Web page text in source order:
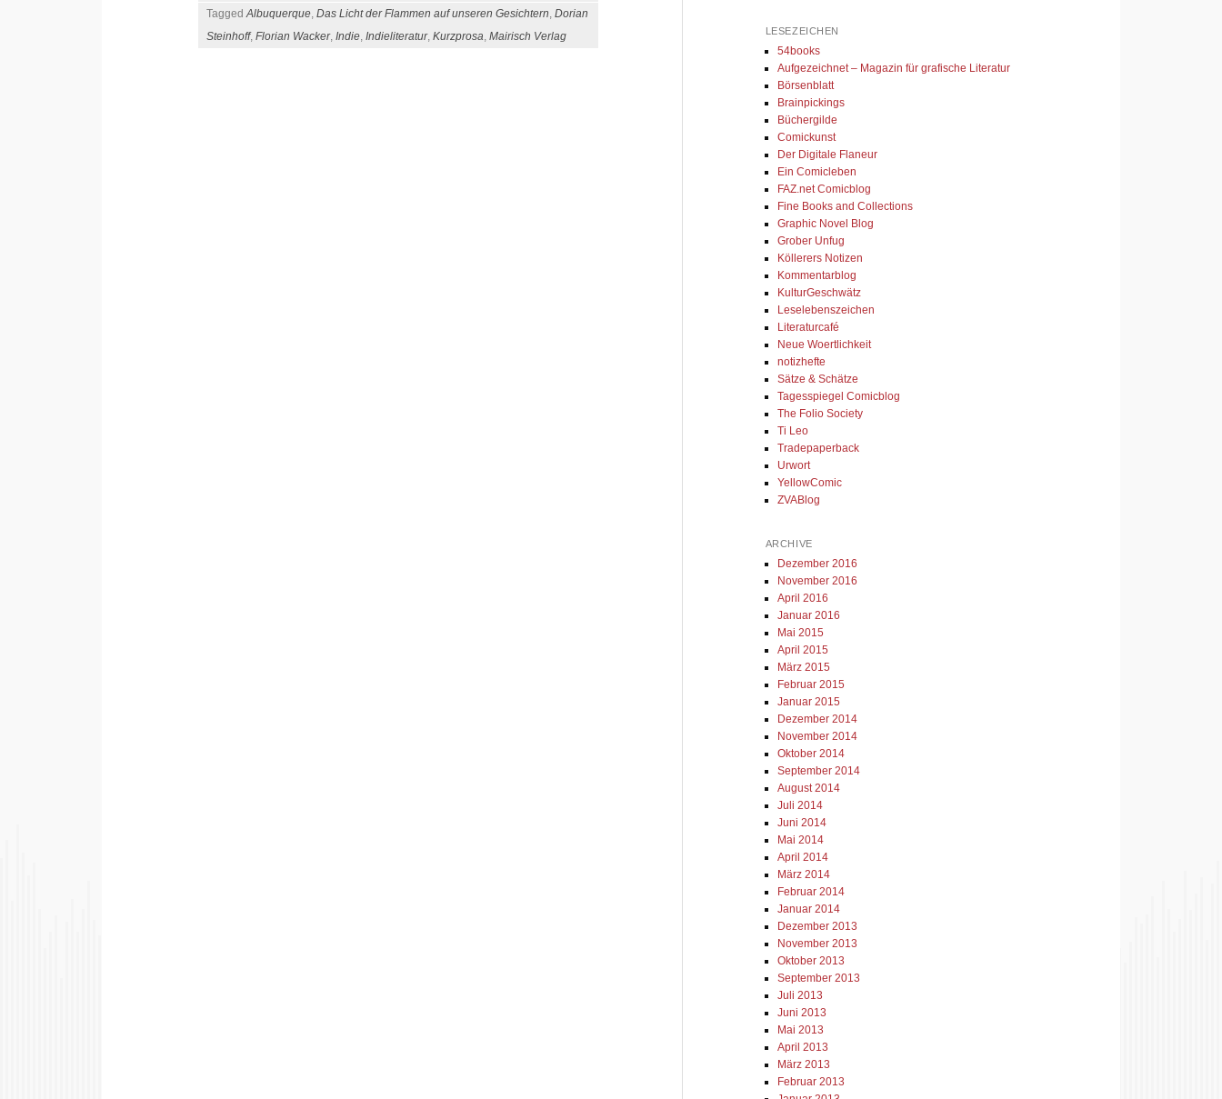
TaggedAlbuquerque, Das Licht der Flammen auf unseren Gesichtern, Dorian
Steinhoff, Florian Wacker, Indie, Indieliteratur, Kurzprosa, Mairisch Verlag LESEZEICHEN
54books
Aufgezeichnet – Magazin für grafische Literatur
Börsenblatt
Brainpickings
Büchergilde
Comickunst
Der Digitale Flaneur
Ein Comicleben
FAZ.net Comicblog
Fine Books and Collections
Graphic Novel Blog
Grober Unfug
Köllerers Notizen
Kommentarblog
KulturGeschwätz
Leselebenszeichen
Literaturcafé
Neue Woertlichkeit
notizhefte
Sätze & Schätze
Tagesspiegel Comicblog
The Folio Society
Ti Leo
Tradepaperback
Urwort
YellowComic
ZVABlog
ARCHIVE
Dezember 2016
November 2016
April 2016
Januar 2016
Mai 2015
April 2015
März 2015
Februar 2015
Januar 2015
Dezember 2014
November 2014
Oktober 2014
September 2014
August 2014
Juli 2014
Juni 2014
Mai 2014
April 2014
März 2014
Februar 2014
Januar 2014
Dezember 2013
November 2013
Oktober 2013
September 2013
Juli 2013
Juni 2013
Mai 2013
April 2013
März 2013
Februar 2013